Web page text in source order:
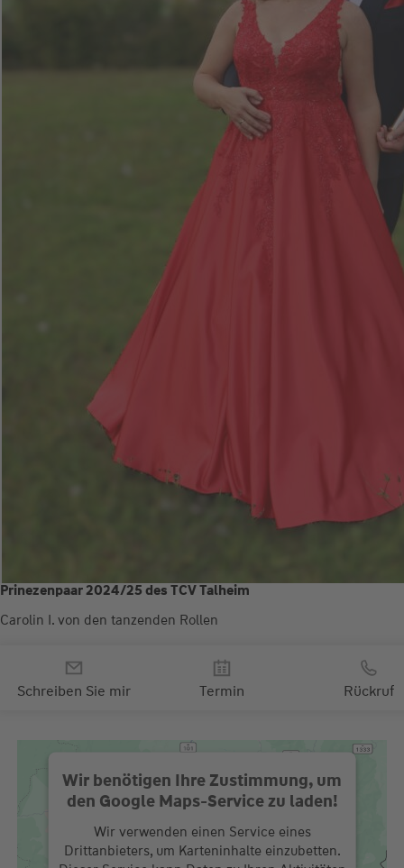
Ihrem Wüstenrot-Berater
Schreiben Sie mir
Termin Rückruf
Prinezenpaar 2024/25 des TCV Talheim
Carolin I. von den tanzenden Rollen
Wir benötigen Ihre Zustimmung, um
den Google Maps-Service zu laden!
Wir verwenden einen Service eines
Drittanbieters, um Karteninhalte einzubetten.